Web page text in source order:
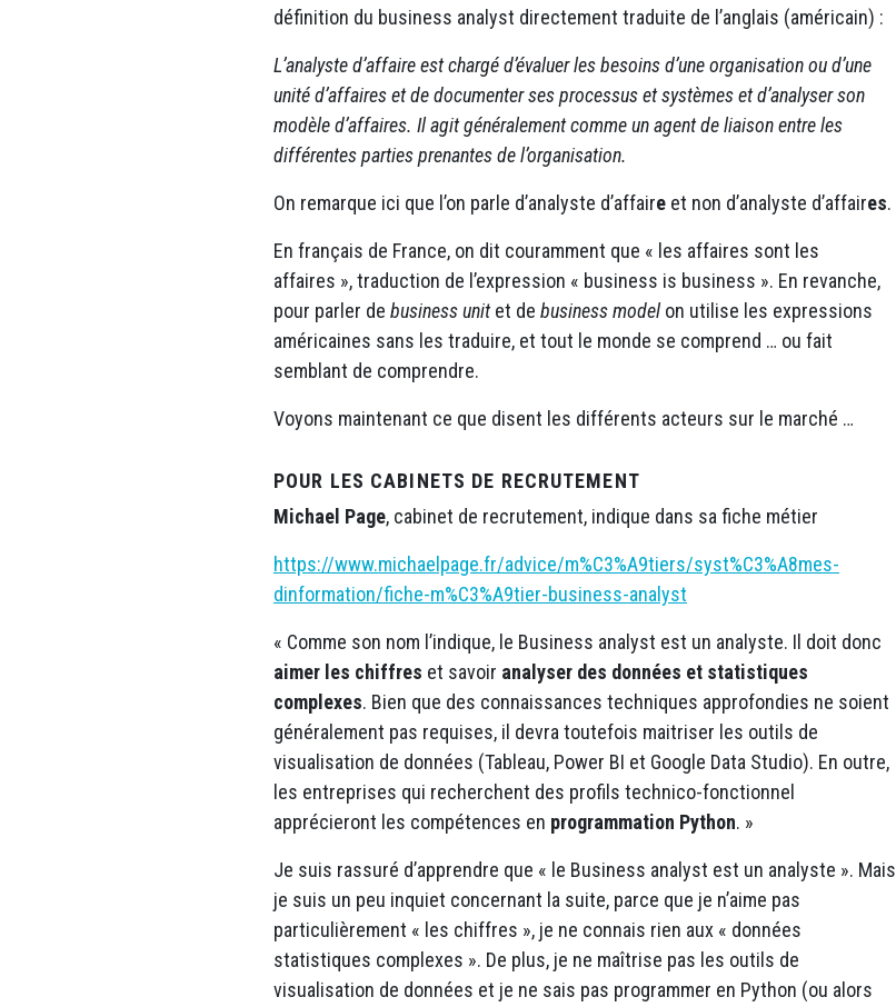
définition du business analyst directement traduite de l’anglais (américain) :
L’analyste d’affaire est chargé d’évaluer les besoins d’une organisation ou d’une
unité d’affaires et de documenter ses processus et systèmes et d’analyser son
modèle d’affaires. Il agit généralement comme un agent de liaison entre les
différentes parties prenantes de l’organisation.
On remarque ici que l’on parle d’analyste d’affaire et non d’analyste d’affaires.
En français de France, on dit couramment que « les affaires sont les
affaires », traduction de l’expression « business is business ». En revanche,
pour parler de business unitet de business model on utilise les expressions
américaines sans les traduire, et tout le monde se comprend … ou fait
semblant de comprendre.
Voyons maintenant ce que disent les différents acteurs sur le marché …
POUR LES CABINETS DE RECRUTEMENT
Michael Page, cabinet de recrutement, indique dans sa fiche métier
https://www.michaelpage.fr/advice/m%C3%A9tiers/syst%C3%A8mes-
dinformation/fiche-m%C3%A9tier-business-analyst
« Comme son nom l’indique, le Business analyst est un analyste. Il doit donc
aimer les chiffres et savoir analyser des données et statistiques
complexes. Bien que des connaissances techniques approfondies ne soient
généralement pas requises, il devra toutefois maitriser les outils de
visualisation de données (Tableau, Power BI et Google Data Studio). En outre,
les entreprises qui recherchent des profils technico-fonctionnel
apprécieront les compétences en programmation Python. »
Je suis rassuré d’apprendre que « le Business analyst est un analyste ». Mais
je suis un peu inquiet concernant la suite, parce que je n’aime pas
particulièrement « les chiffres », je ne connais rien aux « données
statistiques complexes ». De plus, je ne maîtrise pas les outils de
visualisation de données et je ne sais pas programmer en Python (ou alors